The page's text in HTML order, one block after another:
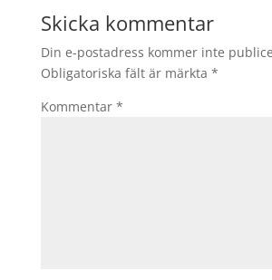
Skicka kommentar
Din e-postadress kommer inte
Obligatoriska fält är märkta *
Kommentar *